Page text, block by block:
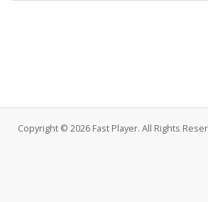
Copyright © 2026 Fast Player. All Rights